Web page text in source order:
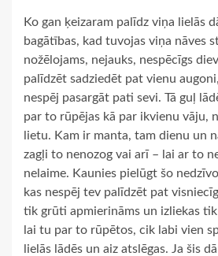
Ko gan ķeizaram palīdz viņa lielās
bagātības, kad tuvojas viņa nāves
nožēlojams, nejauks, nespēcīgs
palīdzēt sadziedēt pat vienu
nespēj pasargāt pati sevi. Tā guļ
par to rūpējas kā par ikvienu vāju,
lietu. Kam ir manta, tam dienu un
zagļi to nenozog vai arī – lai ar to
nelaime. Kaunies pielūgt šo
kas nespēj tev palīdzēt pat
tik grūti apmierināms un izliekas
lai tu par to rūpētos, cik labi vien
lielās lādēs un aiz atslēgas. Ja šis